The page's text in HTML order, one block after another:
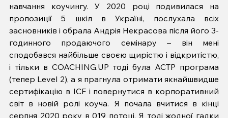
навчання коучингу. У 2020 році подивилася на
пропозиції 5 шкіл в Україні, послухала всіх
засновників і обрала Андрія Некрасова після його 3-
годинного продаючого семінару – він мені
сподобався найбільше своєю щирістю і відкритістю,
і тільки в COACHING.UP тоді була ACTP програма
(тепер Level 2), а я прагнула отримати якнайшвидше
сертифікацію в ICF і повернутися в корпоративний
світ в новій ролі коуча. Я почала вчитися в кінці
серпня 2020 року в 019 потоці. Я тоді жодної гадки